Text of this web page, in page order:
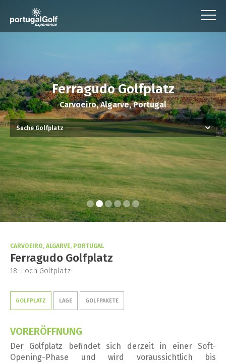
Ferragudo Golfplatz
Carvoeiro, Algarve, Portugal
CARVOEIRO, ALGARVE, PORTUGAL
Ferragudo Golfplatz
18-Loch Golfplatz
GOLFPLATZ LAGE GOLFPAKETE
VORERÖFFNUNG
Der Golfplatz befindet sich derzeit in einer Soft-
Opening-Phase und wird voraussichtlich bis